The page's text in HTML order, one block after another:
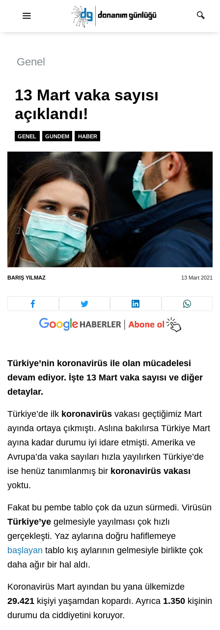
Genel
13 Mart vaka sayısı
açıklandı!
GENEL GUNDEM HABER
BARIŞ YILMAZ 13 Mart 2021
Türkiye’nin koronavirüs ile olan mücadelesi
devam ediyor. İşte 13 Mart vaka sayısı ve diğer
detaylar.
Türkiye’de ilk koronavirüs vakası geçtiğimiz Mart
ayında ortaya çıkmıştı. Aslına bakılırsa Türkiye Mart
ayına kadar durumu iyi idare etmişti. Amerika ve
Avrupa’da vaka sayıları hızla yayılırken Türkiye’de
ise henüz tanımlanmış bir koronavirüs vakası
yoktu.
Fakat bu pembe tablo çok da uzun sürmedi. Virüsün
Türkiye’ye gelmesiyle yayılması çok hızlı
gerçekleşti. Yaz aylarına doğru hafiflemeye
başlayan tablo kış aylarının gelmesiyle birlikte çok
daha ağır bir hal aldı.
Koronavirüs Mart ayından bu yana ülkemizde
29.421 kişiyi yaşamdan kopardı. Ayrıca 1.350 kişinin
durumu da ciddiyetini koruyor.